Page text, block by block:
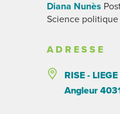
Diana Nunès
Science
ADRESSE
RISE -
Angleur